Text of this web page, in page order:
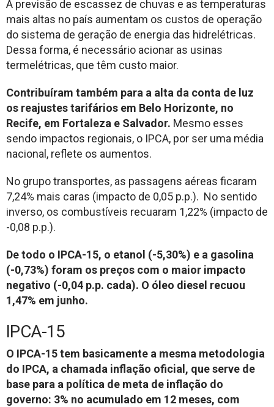
A previsão de escassez de chuvas e as temperaturas
mais altas no país aumentam os custos de operação
do sistema de geração de energia das hidrelétricas.
Dessa forma, é necessário acionar as usinas
termelétricas, que têm custo maior.
Contribuíram também para a alta da conta de luz
os reajustes tarifários em Belo Horizonte, no
Recife, em Fortaleza e Salvador. Mesmo esses
sendo impactos regionais, o IPCA, por ser uma média
nacional, reflete os aumentos.
No grupo transportes, as passagens aéreas ficaram
7,24% mais caras (impacto de 0,05 p.p.). No sentido
inverso, os combustíveis recuaram 1,22% (impacto de
-0,08 p.p.).
De todo o IPCA-15, o etanol (-5,30%) e a gasolina
(-0,73%) foram os preços com o maior impacto
negativo (-0,04 p.p. cada). O óleo diesel recuou
1,47% em junho.
IPCA-15
O IPCA-15 tem basicamente a mesma metodologia
do IPCA, a chamada inflação oficial, que serve de
base para a política de meta de inflação do
governo: 3% no acumulado em 12 meses, com